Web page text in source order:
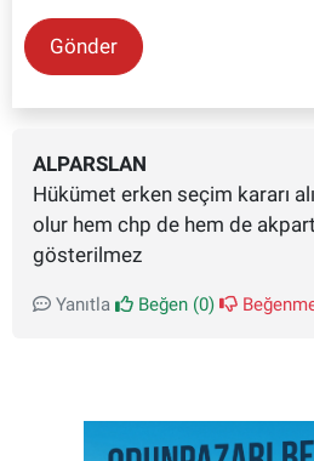
Gönder
ALPARSLAN
Hükümet erken seçim kararı
olur hem chp de hem de
gösterilmez
Yanıtla Beğen (0)